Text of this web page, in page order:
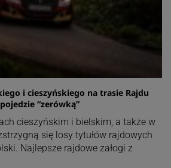
i cieszyńskiego na trasie Rajdu
“zerówką”
cieszyńskim i bielskim, a także w
się losy tytułów rajdowych
Najlepsze rajdowe załogi z